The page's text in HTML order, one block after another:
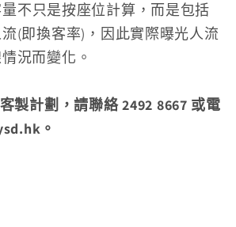
不只是按座位計算，而是包括
(即換客率)，因此實際曝光人流
況而變化。
製計劃，請聯絡 2492 8667 或電
。